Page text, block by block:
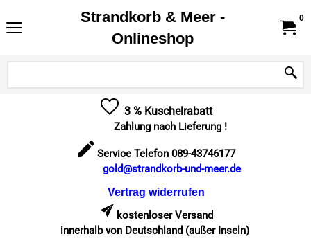
Strandkorb & Meer -
Onlineshop
0
3 % Kuschelrabatt
Zahlung nach Lieferung !
Service Telefon 089-43746177
gold@strandkorb-und-meer.de
Vertrag widerrufen
kostenloser Versand
innerhalb von Deutschland (außer Inseln)